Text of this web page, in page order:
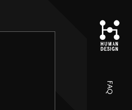
FAQ